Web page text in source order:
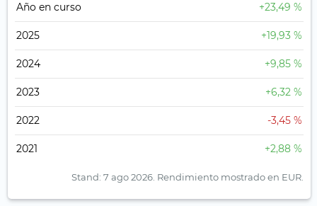
Año en curso +23,49 %
2025 +19,93 %
2024 +9,85 %
2023 +6,32 %
2022 -3,45 %
2021 +2,88 %
Stand: 7 ago 2026. Rendimiento mostrado en EUR.